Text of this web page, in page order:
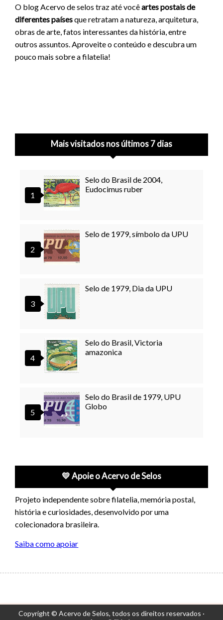
O blog Acervo de selos traz até vocêartes postais de
diferentes paísesque retratam a natureza, arquitetura,
obras de arte, fatos interessantes da história, entre
outros assuntos. Aproveite o conteúdo e descubra um
pouco mais sobre a filatelia!
Mais visitados nos últimos 7 dias
Selo do Brasil de 2004,
Eudocimus ruber
Selo de 1979, símbolo da UPU
Selo de 1979, Dia da UPU
Selo do Brasil, Victoria
amazonica
Selo do Brasil de 1979, UPU
Globo
💛 Apoie o Acervo de Selos
Projeto independente sobre filatelia, memória postal,
história e curiosidades, desenvolvido por uma
colecionadora brasileira.
Saiba como apoiar
Copyright © Acervo de Selos, todos os direitos reservados ·